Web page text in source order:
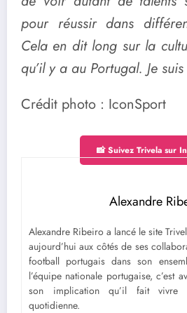
pour réussir dans
Cela en dit long sur la
qu’il y a au Portugal. Je
Crédit photo : IconSport
📸 Suivez Trivela sur
Alexandre
Alexandre Ribeiro a lancé le site
aujourd’hui aux côtés de ses
football portugais dans son
l’équipe nationale portugaise, c’est
son implication qu’il fait
quotidienne.